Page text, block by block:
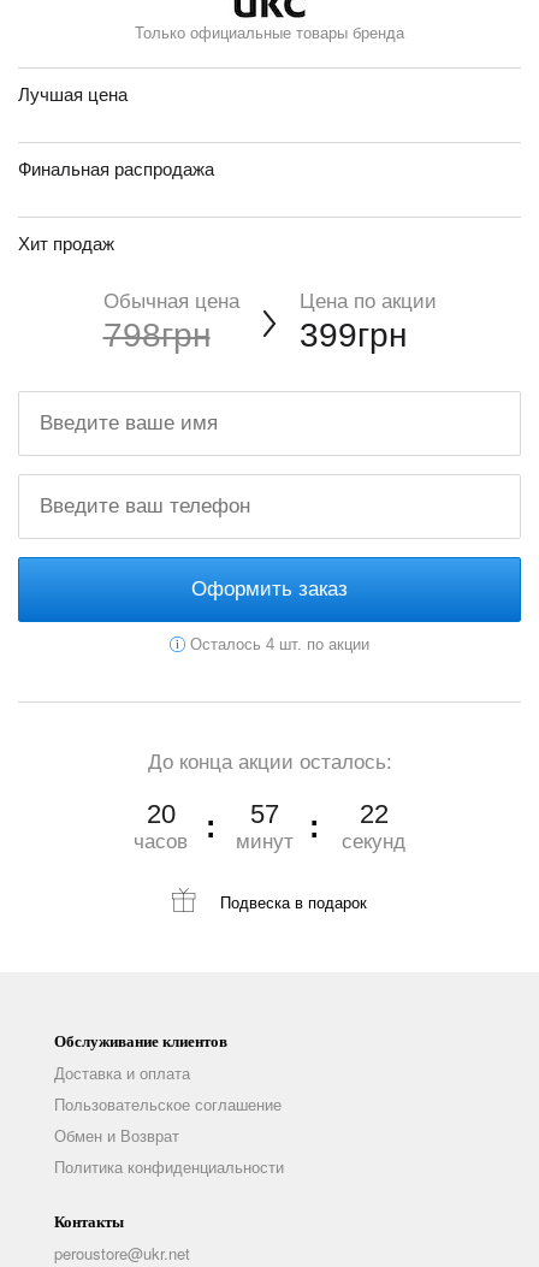
Только официальные товары бренда
Лучшая цена
Финальная распродажа
Хит продаж
Обычная цена
798грн
Цена по акции
399грн
Оформить заказ
Осталось 4 шт. по акции
До конца акции осталось:
20
часов
57
минут
21
секунд
Подвеска в подарок
Обслуживание клиентов
Доставка и оплата
Пользовательское соглашение
Обмен и Возврат
Политика конфиденциальности
Контакты
peroustore@ukr.net